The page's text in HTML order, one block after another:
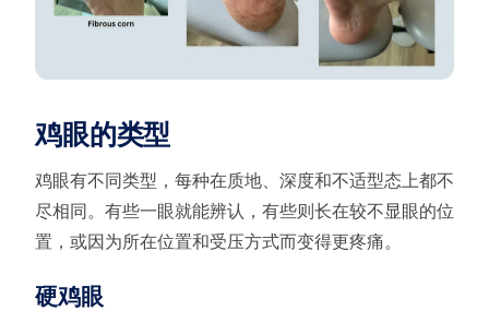
鸡眼的类型
鸡眼有不同类型，每种在质地、深度和不适型态上都不
尽相同。有些一眼就能辨认，有些则长在较不显眼的位
置，或因为所在位置和受压方式而变得更疼痛。
硬鸡眼